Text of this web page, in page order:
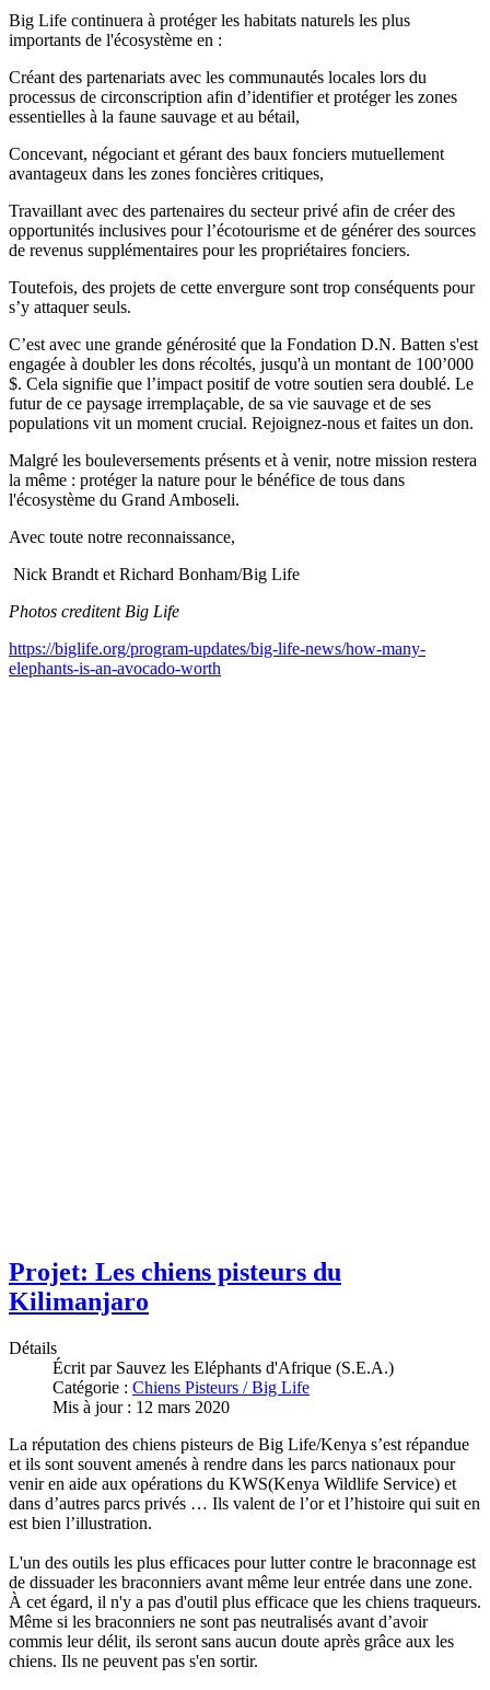
Big Life continuera à protéger les habitats naturels les plus
importants de l'écosystème en :
Créant des partenariats avec les communautés locales lors du
processus de circonscription afin d’identifier et protéger les zones
essentielles à la faune sauvage et au bétail,
Concevant, négociant et gérant des baux fonciers mutuellement
avantageux dans les zones foncières critiques,
Travaillant avec des partenaires du secteur privé afin de créer des
opportunités inclusives pour l’écotourisme et de générer des sources
de revenus supplémentaires pour les propriétaires fonciers.
Toutefois, des projets de cette envergure sont trop conséquents pour
s’y attaquer seuls.
C’est avec une grande générosité que la Fondation D.N. Batten s'est
engagée à doubler les dons récoltés, jusqu'à un montant de 100’000
$. Cela signifie que l’impact positif de votre soutien sera doublé. Le
futur de ce paysage irremplaçable, de sa vie sauvage et de ses
populations vit un moment crucial. Rejoignez-nous et faites un don.
Malgré les bouleversements présents et à venir, notre mission restera
la même : protéger la nature pour le bénéfice de tous dans
l'écosystème du Grand Amboseli.
Avec toute notre reconnaissance,
Nick Brandt et Richard Bonham/Big Life
Photos creditent Big Life
https://biglife.org/program-updates/big-life-news/how-many-
elephants-is-an-avocado-worth
Projet: Les chiens pisteurs du
Kilimanjaro
Détails
Écrit par Sauvez les Eléphants d'Afrique (S.E.A.)
Catégorie : Chiens Pisteurs / Big Life
Mis à jour : 12 mars 2020
La réputation des chiens pisteurs de Big Life/Kenya s’est répandue
et ils sont souvent amenés à rendre dans les parcs nationaux pour
venir en aide aux opérations du KWS(Kenya Wildlife Service) et
dans d’autres parcs privés … Ils valent de l’or et l’histoire qui suit en
est bien l’illustration.
L'un des outils les plus efficaces pour lutter contre le braconnage est
de dissuader les braconniers avant même leur entrée dans une zone.
À cet égard, il n'y a pas d'outil plus efficace que les chiens traqueurs.
Même si les braconniers ne sont pas neutralisés avant d’avoir
commis leur délit, ils seront sans aucun doute après grâce aux les
chiens. Ils ne peuvent pas s'en sortir.